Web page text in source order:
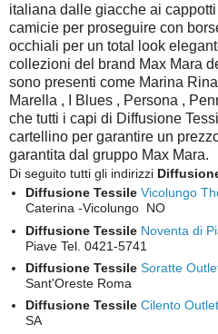
italiana dalle giacche ai
camicie per proseguire con
occhiali per un total look
collezioni del brand Max Mara
sono presenti come Marina
Marella , I Blues , Persona ,
che tutti i capi di Diffusione
cartellino per garantire un
garantita dal gruppo Max Mara.
Di seguito tutti gli indirizzi
Diffusione Tessile Vicolungo
Caterina -Vicolungo NO
Diffusione Tessile Noventa di
Piave Tel. 0421-5741
Diffusione Tessile Soratte
Sant'Oreste Roma
Diffusione Tessile Cilento
SA